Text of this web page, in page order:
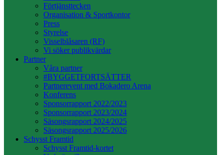
Förtjänsttecken
Organisation & Sportkontor
Press
Styrelse
Visselblåsaren (RF)
Vi söker publikvärdar
Partner
Våra partner
#BYGGETFORTSÄTTER
Partnerevent med Bokadero Arena
Konferens
Sponsorrapport 2022/2023
Sponsorrapport 2023/2024
Säsongsrapport 2024/2025
Säsongsrapport 2025/2026
Schysst Framtid
Schysst Framtid-kortet